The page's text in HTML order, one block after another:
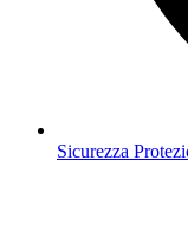
Sicurezza